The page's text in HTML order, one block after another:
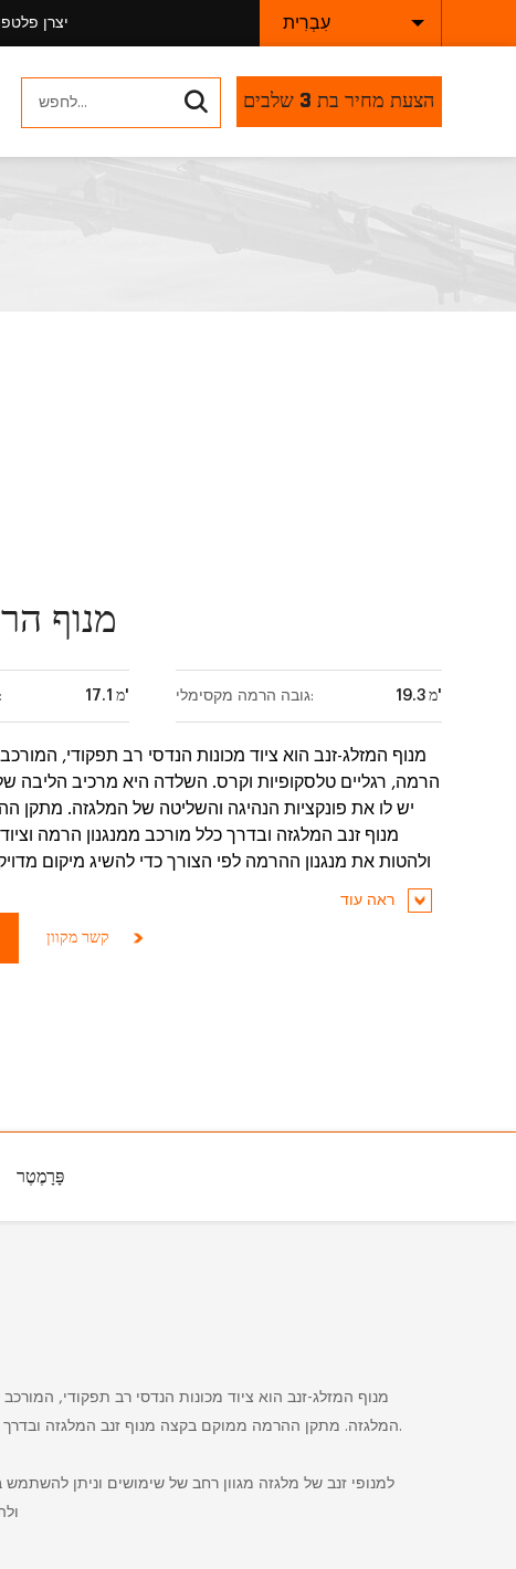
יצרן עִבְרִית
הצעת מחיר בת 3 שלבים
מנוף
טווח עבודה מקסימלי: 17.1 מ' גובה הרמה מקסימלי: 19.3 מ'
מנוף המזלג-זנב הוא ציוד מכונות הנדסי רב תפקודי,
הרמה, רגליים טלסקופיות וקרס. השלדה היא מרכיב הליבה
יש לו את פונקציות הנהיגה והשליטה של המלגזה. מתקן
מנוף זנב המלגזה ובדרך כלל מורכב ממנגנון הרמה
ולהטות את מנגנון ההרמה לפי הצורך כדי להשיג מיקום
ראה עוד
קשר מקוון
פָּרָמֶטֶר
מנוף המזלג-זנב הוא ציוד מכונות הנדסי רב תפקודי,
המלגזה. מתקן ההרמה ממוקם בקצה מנוף זנב המלגזה ובדרך כלל מורכב ממנגנון הרמה וציוד מתלה. ניתן לסובב ולהטות את מנגנון ההרמה לפי הצורך כדי להשיג מיקום מדויק ואחיזה בטוחה של הסחורה.
למנופי זנב של מלגזה מגוון רחב של שימושים וניתן